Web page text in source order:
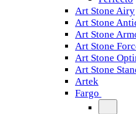
Art Stone Airy
Art Stone
Art Stone
Art Stone
Art Stone
Art Stone
Artek
Fargo